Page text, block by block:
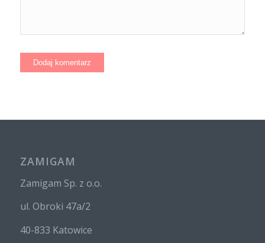
ZAMIGAM
Zamigam Sp. z o.o.
ul. Obroki 47a/2
40-833 Katowice